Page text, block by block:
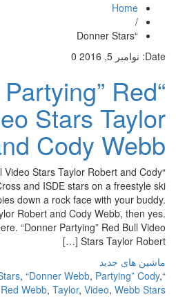
Home
/
“Donner Stars
Date: نوامبر 5, 2016 0
Partying” Red
Stars Taylor
Cody Webb
Video Stars Taylor Robert and Cody
and ISDE stars on a freestyle ski
down a rock face with your buddy.
Robert and Cody Webb, then yes.
“Donner Partying” Red Bull Video
Stars Taylor Robert […]
ماشین های جدید
Stars,“Donner Webb,Partying” Cody
,Red Webb,Taylor,Video,Webb Stars